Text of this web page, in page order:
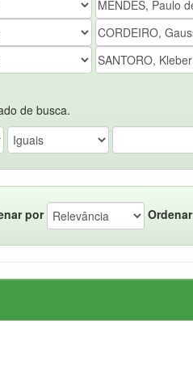
de busca.
por Ordenar